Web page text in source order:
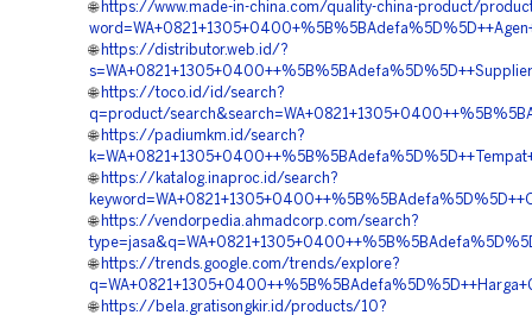
🌐 https://www.made-in-china.com/quality-china-product/
🌐 https://distributor.web.id/?
🌐 https://toco.id/id/search?
q=product/
🌐 https://padiumkm.id/search?
🌐 https://katalog.inaproc.id/search?
🌐 https://vendorpedia.ahmadcorp.com/search?
🌐 https://trends.google.com/trends/explore?
🌐 https://bela.gratisongkir.id/products/10?